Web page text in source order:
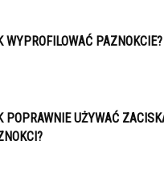
WYPROFILOWAĆ PAZNOKCIE?
POPRAWNIE UŻYWAĆ